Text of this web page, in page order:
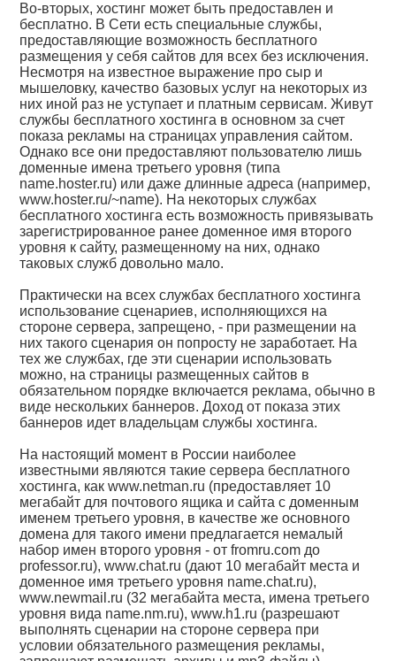
Во-вторых, хостинг может быть предоставлен и
бесплатно. В Сети есть специальные службы,
предоставляющие возможность бесплатного
размещения у себя сайтов для всех без исключения.
Несмотря на известное выражение про сыр и
мышеловку, качество базовых услуг на некоторых из
них иной раз не уступает и платным сервисам. Живут
службы бесплатного хостинга в основном за счет
показа рекламы на страницах управления сайтом.
Однако все они предоставляют пользователю лишь
доменные имена третьего уровня (типа
name.hoster.ru) или даже длинные адреса (например,
www.hoster.ru/~name). На некоторых службах
бесплатного хостинга есть возможность привязывать
зарегистрированное ранее доменное имя второго
уровня к сайту, размещенному на них, однако
таковых служб довольно мало.
Практически на всех службах бесплатного хостинга
использование сценариев, исполняющихся на
стороне сервера, запрещено, - при размещении на
них такого сценария он попросту не заработает. На
тех же службах, где эти сценарии использовать
можно, на страницы размещенных сайтов в
обязательном порядке включается реклама, обычно в
виде нескольких баннеров. Доход от показа этих
баннеров идет владельцам службы хостинга.
На настоящий момент в России наиболее
известными являются такие сервера бесплатного
хостинга, как www.netman.ru (предоставляет 10
мегабайт для почтового ящика и сайта с доменным
именем третьего уровня, в качестве же основного
домена для такого имени предлагается немалый
набор имен второго уровня - от fromru.com до
professor.ru), www.chat.ru (дают 10 мегабайт места и
доменное имя третьего уровня name.chat.ru),
www.newmail.ru (32 мегабайта места, имена третьего
уровня вида name.nm.ru), www.h1.ru (разрешают
выполнять сценарии на стороне сервера при
условии обязательного размещения рекламы,